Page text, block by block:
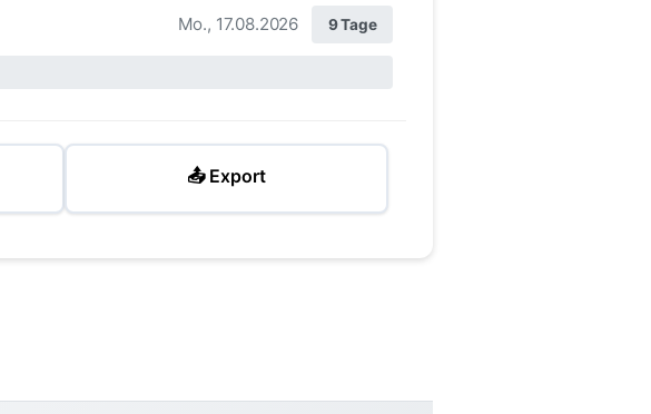
Mo., 17.08.2026 9 Tage
📤 Export